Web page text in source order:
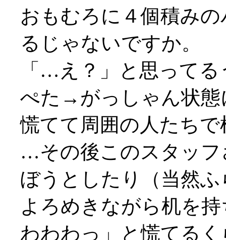
おもむろに４個積み
るじゃないですか。
「…え？」と思って
ぺた→がっしゃん状態
慌てて周囲の人たち
…その後このスタッフ
ぼうとしたり（当然
よろめきながら机を
わわわっ」と慌てる